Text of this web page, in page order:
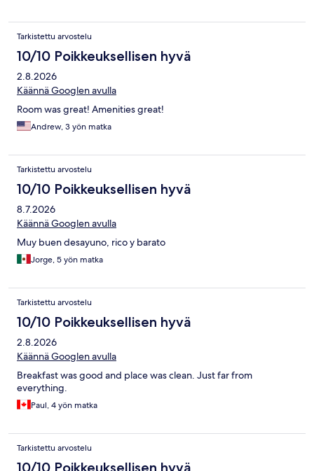
Tarkistettu arvostelu
10/10 Poikkeuksellisen hyvä
2.8.2026
Käännä Googlen avulla
Room was great! Amenities great!
Andrew, 3 yön matka
Tarkistettu arvostelu
10/10 Poikkeuksellisen hyvä
8.7.2026
Käännä Googlen avulla
Muy buen desayuno, rico y barato
Jorge, 5 yön matka
Tarkistettu arvostelu
10/10 Poikkeuksellisen hyvä
2.8.2026
Käännä Googlen avulla
Breakfast was good and place was clean. Just far from
everything.
Paul, 4 yön matka
Tarkistettu arvostelu
10/10 Poikkeuksellisen hyvä